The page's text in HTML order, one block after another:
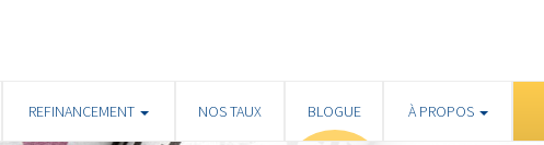
REFINANCEMENT NOS TAUX BLOGUE À PROPOS